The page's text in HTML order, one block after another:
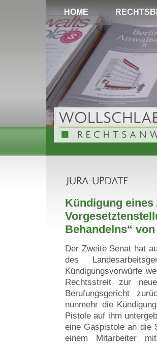
HOME
Kündigung
Behandelns“
Der Zweite Senat hat
des
Kündigungsvorwürfe
Rechtsstreit zur
Berufungsgericht
nunmehr die
Pistole auf ihm
eine Gaspistole an die
einem Mitarbeiter